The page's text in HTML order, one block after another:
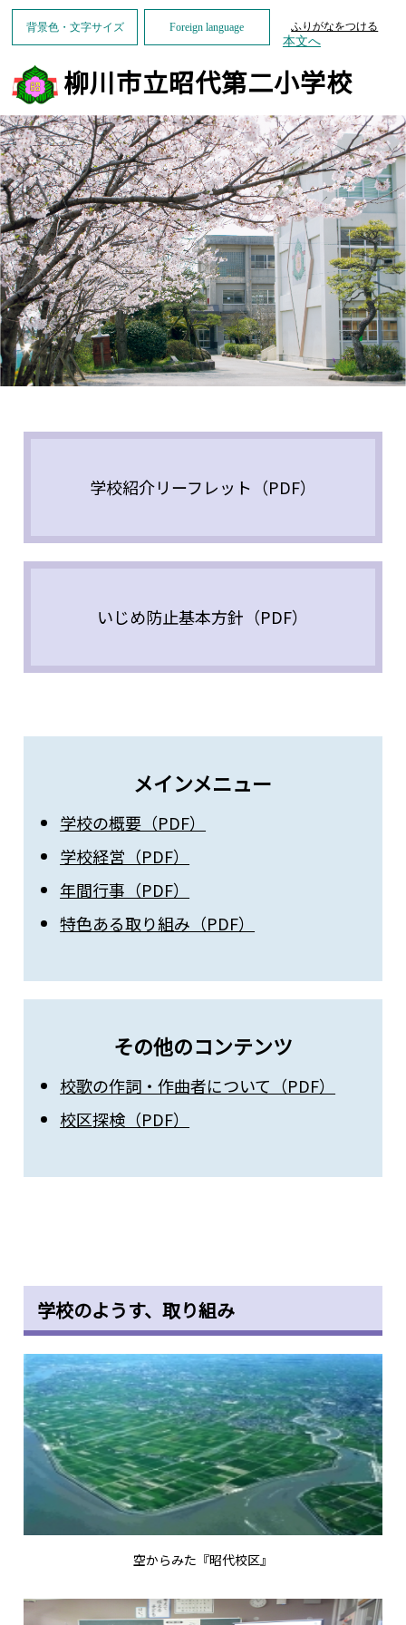
本文へ
背景色・文字サイズ Foreign language ふりがなをつける
柳川市立昭代第二小学校
学校紹介リーフレット（PDF）
いじめ防止基本方針（PDF）
メインメニュー
学校の概要（PDF）
学校経営（PDF）
年間行事（PDF）
特色ある取り組み（PDF）
その他のコンテンツ
校歌の作詞・作曲者について（PDF）
校区探検（PDF）
学校のようす、取り組み
空からみた『昭代校区』